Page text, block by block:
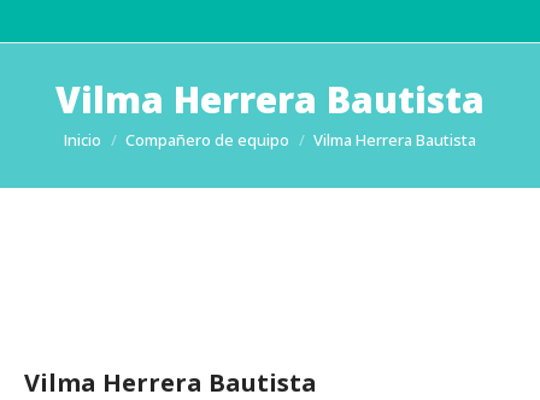
Vilma Herrera Bautista
Estás aquí:
Inicio Compañero de equipo Vilma Herrera Bautista
Vilma Herrera Bautista